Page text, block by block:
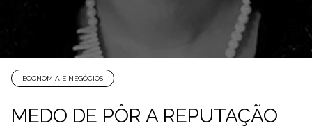
ECONOMIA E NEGÓCIOS
MEDO DE PÔR A REPUTAÇÃO